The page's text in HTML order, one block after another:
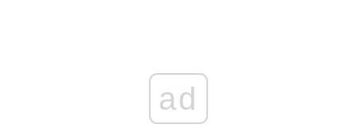
ad